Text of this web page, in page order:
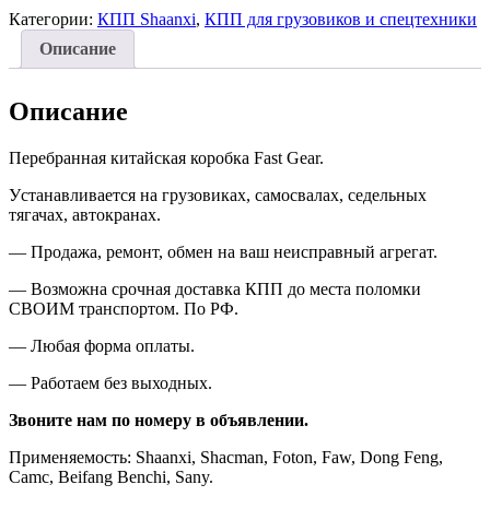
Категории: КПП Shaanxi, КПП для грузовиков и спецтехники
Описание
Описание
Перебранная китайская коробка Fast Gear.
Устанавливается на грузовиках, самосвалах, седельных
тягачах, автокранах.
— Продажа, ремонт, обмен на ваш неисправный агрегат.
— Возможна срочная доставка КПП до места поломки
СВОИМ транспортом. По РФ.
— Любая форма оплаты.
— Работаем без выходных.
Звоните нам по номеру в объявлении.
Применяемость: Shaanxi, Shacman, Foton, Faw, Dong Feng,
Camc, Beifang Benchi, Sany.